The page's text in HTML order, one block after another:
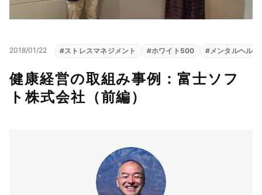
2018/01/22 #ストレスマネジメント #ホワイト500 #メンタルヘルス
健康経営の取組み事例：富士ソフ
ト株式会社（前編）